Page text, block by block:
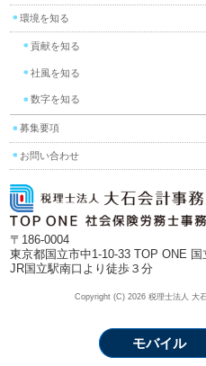
環境を知る
貢献を知る
社風を知る
数字を知る
募集要項
お問い合わせ
〒186-0004
東京都国立市中1-10-33 TOP ONE 国
JR国立駅南口より徒歩３分
Copyright (C) 2026 税理士法人 大
モバイル